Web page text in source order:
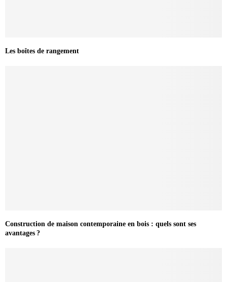
Les boîtes de rangement
Construction de maison contemporaine en bois : quels sont ses
avantages ?